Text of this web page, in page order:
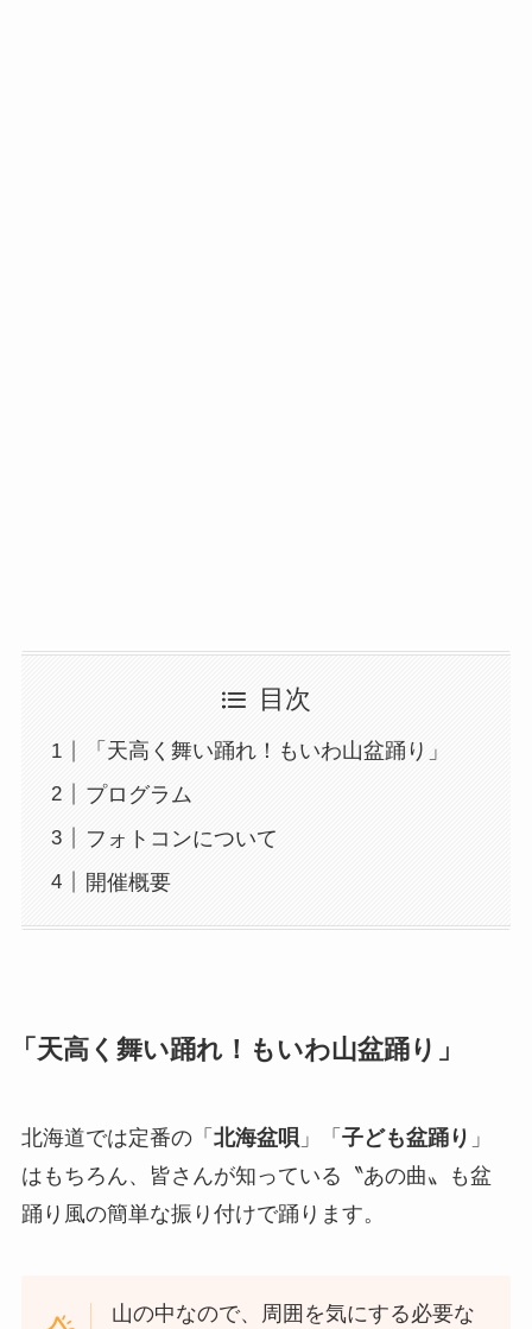
目次
「天高く舞い踊れ！もいわ山盆踊り」
プログラム
フォトコンについて
開催概要
「天高く舞い踊れ！もいわ山盆踊り」
北海道では定番の「 北海盆唄」「 子ども盆踊り 」
はもちろん、皆さんが知っている〝あの曲〟も盆
踊り風の簡単な振り付けで踊ります。
山の中なので、周囲を気にする必要な